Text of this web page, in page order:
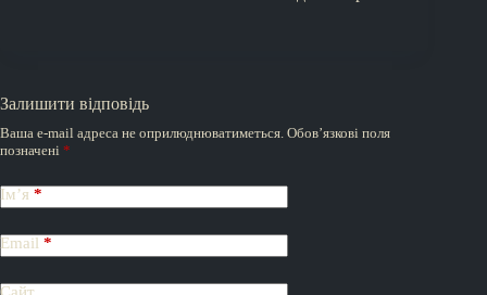
Залишити відповідь
Ваша e-mail адреса не оприлюднюватиметься. Обов’язкові поля
позначені *
Ім’я *
Email *